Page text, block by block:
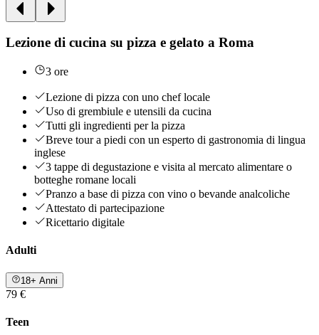
Lezione di cucina su pizza e gelato a Roma
3 ore
Lezione di pizza con uno chef locale
Uso di grembiule e utensili da cucina
Tutti gli ingredienti per la pizza
Breve tour a piedi con un esperto di gastronomia di lingua
inglese
3 tappe di degustazione e visita al mercato alimentare o
botteghe romane locali
Pranzo a base di pizza con vino o bevande analcoliche
Attestato di partecipazione
Ricettario digitale
Adulti
18+ Anni
79 €
Teen